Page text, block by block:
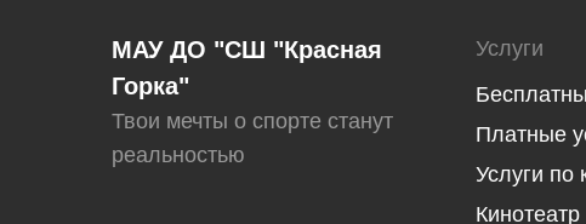
МАУ ДО "СШ "Красная
Горка"
Твои мечты о спорте станут
реальностью
Услуги
Платные
Услуги по
Кинотеатр